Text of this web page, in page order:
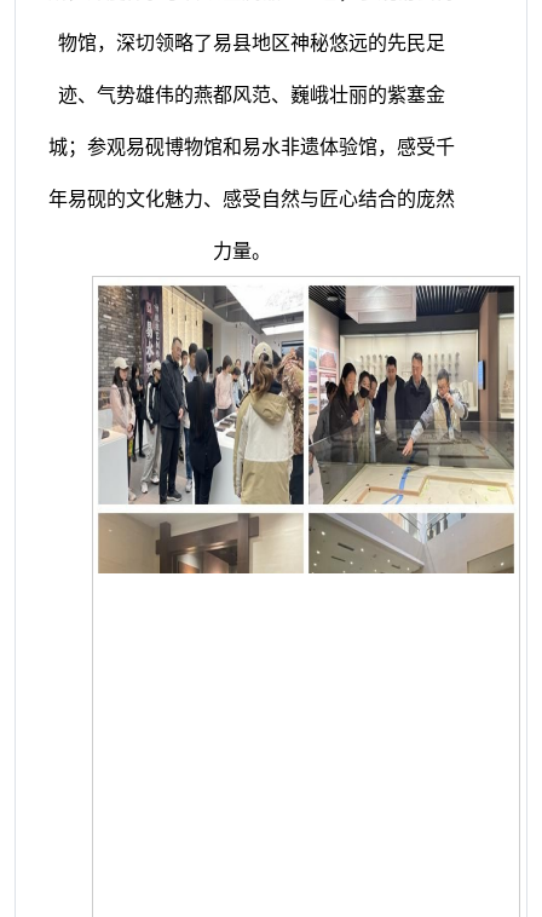
物馆，深切领略了易县地区神秘悠远的先民足
迹、气势雄伟的燕都风范、巍峨壮丽的紫塞金
城；参观易砚博物馆和易水非遗体验馆，感受千
年易砚的文化魅力、感受自然与匠心结合的庞然
力量。